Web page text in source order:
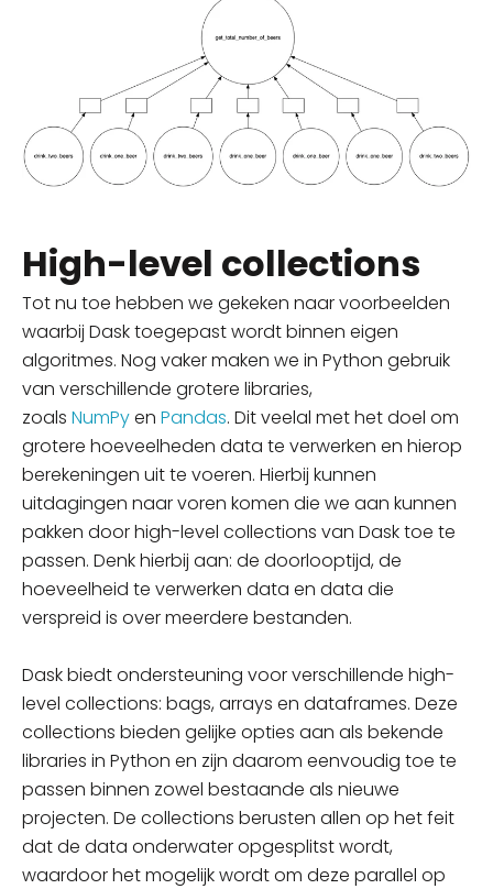
High-level collections
Tot nu toe hebben we gekeken naar voorbeelden
waarbij Dask toegepast wordt binnen eigen
algoritmes. Nog vaker maken we in Python gebruik
van verschillende grotere libraries,
zoals NumPyen Pandas. Dit veelal met het doel om
grotere hoeveelheden data te verwerken en hierop
berekeningen uit te voeren. Hierbij kunnen
uitdagingen naar voren komen die we aan kunnen
pakken door high-level collections van Dask toe te
passen. Denk hierbij aan: de doorlooptijd, de
hoeveelheid te verwerken data en data die
verspreid is over meerdere bestanden.
Dask biedt ondersteuning voor verschillende high-
level collections: bags, arrays en dataframes. Deze
collections bieden gelijke opties aan als bekende
libraries in Python en zijn daarom eenvoudig toe te
passen binnen zowel bestaande als nieuwe
projecten. De collections berusten allen op het feit
dat de data onderwater opgesplitst wordt,
waardoor het mogelijk wordt om deze parallel op